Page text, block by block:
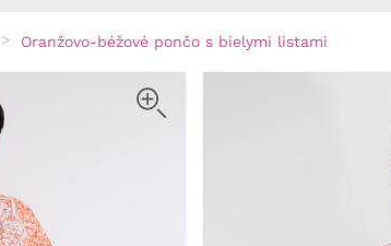
Oranžovo-béžové pončo s bielymi listami